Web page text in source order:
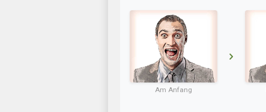
Am Anfang